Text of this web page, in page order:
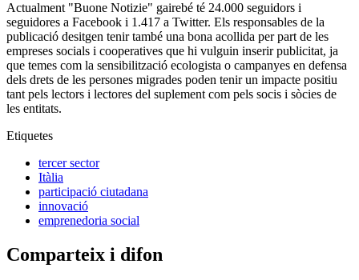
Actualment "Buone Notizie" gairebé té 24.000 seguidors i
seguidores a Facebook i 1.417 a Twitter. Els responsables de la
publicació desitgen tenir també una bona acollida per part de les
empreses socials i cooperatives que hi vulguin inserir publicitat, ja
que temes com la sensibilització ecologista o campanyes en defensa
dels drets de les persones migrades poden tenir un impacte positiu
tant pels lectors i lectores del suplement com pels socis i sòcies de
les entitats.
Etiquetes
tercer sector
Itàlia
participació ciutadana
innovació
emprenedoria social
Comparteix i difon